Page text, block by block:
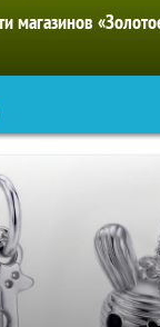
магазинов